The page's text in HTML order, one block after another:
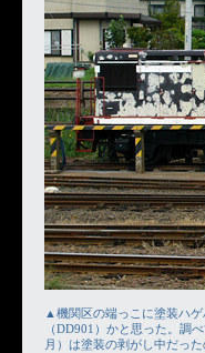
▲機関区の端っこに塗装ハ
（DD901）かと思った。調
月）は塗装の剥がし中だった